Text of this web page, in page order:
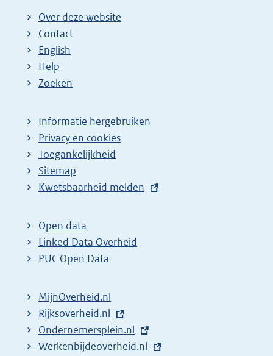
Over deze website
Contact
English
Help
Zoeken
Informatie hergebruiken
Privacy en cookies
Toegankelijkheid
Sitemap
E
t
e
r
l
i
n
k
Kwetsbaarheid melden
Open data
Linked Data Overheid
PUC Open Data
MijnOverheid.nl
E
x
t
Rijksoverheid.nl
E
x
Ondernemersplein.nl
E
Werkenbijdeoverheid.nl